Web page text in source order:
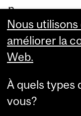
n
log
ici
ell
qui
fac
Nous
améliorer la
Web.
À quels types
vous?